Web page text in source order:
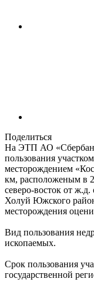
Поделиться
На ЭТП АО
пользования
месторождением
км, расположеным в
северо-восток от
Холуй Южского
месторождения
Вид пользования
ископаемых.
Срок пользования
государственной